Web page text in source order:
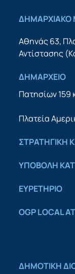
ΔΗΜΑΡΧΙΑΚΟ
Αθηνάς 63,
Αντίστασης
ΔΗΜΑΡΧΕΙΟ
Πατησίων 159
Πλατεία
ΣΤΡΑΤΗΓΙΚΗ
YΠΟΒΟΛΗ
ΕΥΡΕΤΗΡΙΟ
OGP LOCAL
ΔΗΜΟΤΙΚΗ